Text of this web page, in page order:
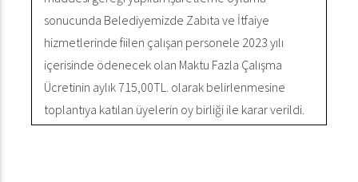
sonucunda Belediyemizde Zabıta ve İtfaiye
hizmetlerinde fiilen çalışan personele 2023 yılı
içerisinde ödenecek olan Maktu Fazla Çalışma
Ücretinin aylık 715,00TL. olarak belirlenmesine
toplantıya katılan üyelerin oy birliği ile karar verildi.